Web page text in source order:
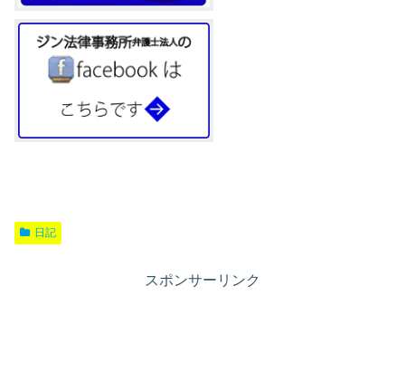
日記
スポンサーリンク